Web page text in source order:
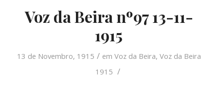
Voz da Beira nº97 13-11-
1915
13 de Novembro, 1915 / em Voz da Beira, Voz da Beira
1915 /